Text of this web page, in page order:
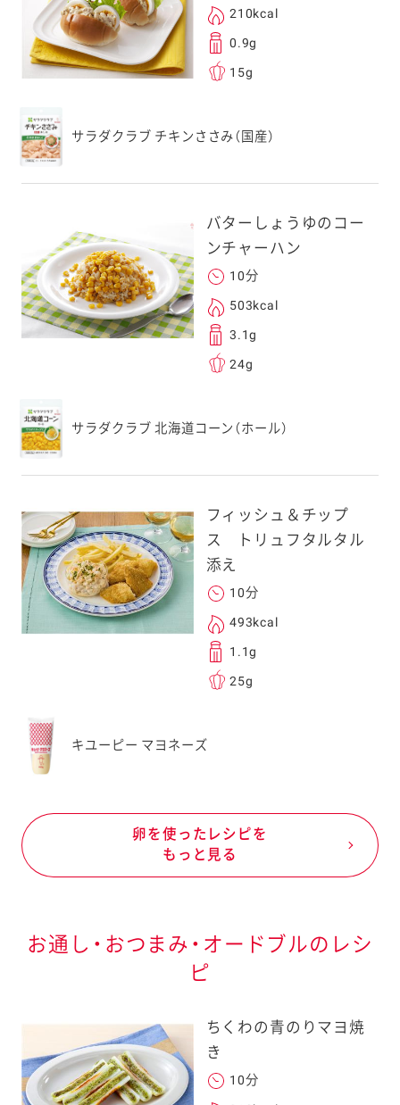
元コードをス
ォンのカメラ
。
スマートフォン
」を受信を許可
ご利用ください。
ドメイン指定受信
します。
レスは、本サービ
210kcal
0.9g
15g
サラダクラブ チキンささみ（国産）
バターしょうゆのコー
ンチャーハン
10分
503kcal
3.1g
24g
サラダクラブ 北海道コーン（ホール）
フィッシュ＆チップ
ス トリュフタルタル
添え
10分
493kcal
1.1g
25g
キユーピー マヨネーズ
卵を使ったレシピを
もっと見る
お通し・おつまみ・オードブルのレシ
ピ
ちくわの青のりマヨ焼
き
10分